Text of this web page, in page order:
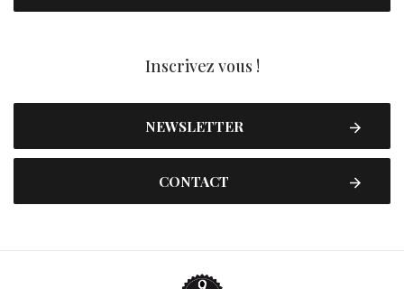
Inscrivez vous !
NEWSLETTER
CONTACT